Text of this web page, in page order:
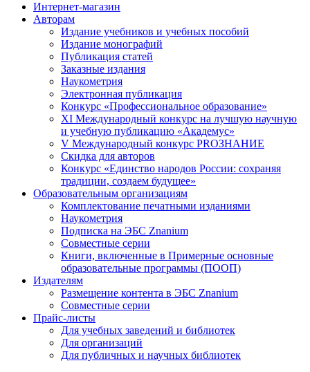
Интернет-магазин
Авторам
Издание учебников и учебных пособий
Издание монографий
Публикация статей
Заказные издания
Наукометрия
Электронная публикация
Конкурс «Профессиональное образование»
XI Международный конкурс на лучшую научную
и учебную публикацию «Академус»
V Международный конкурс PROЗНАНИЕ
Скидка для авторов
Конкурс «Единство народов России: сохраняя
традиции, создаем будущее»
Образовательным организациям
Комплектование печатными изданиями
Наукометрия
Подписка на ЭБС Znanium
Совместные серии
Книги, включенные в Примерные основные
образовательные программы (ПООП)
Издателям
Размещение контента в ЭБС Znanium
Совместные серии
Прайс-листы
Для учебных заведений и библиотек
Для организаций
Для публичных и научных библиотек